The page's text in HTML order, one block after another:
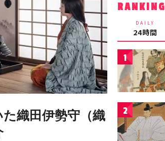
た織田伊勢守（織
RANKING
DAILY
24時間
1
2